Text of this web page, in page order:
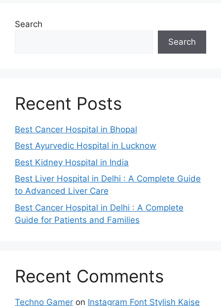
Search
Search
Recent Posts
Best Cancer Hospital in Bhopal
Best Ayurvedic Hospital in Lucknow
Best Kidney Hospital in India
Best Liver Hospital in Delhi : A Complete Guide
to Advanced Liver Care
Best Cancer Hospital in Delhi : A Complete
Guide for Patients and Families
Recent Comments
Techno Gamer on Instagram Font Stylish Kaise